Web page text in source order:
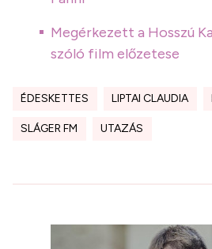
Megérkezett a Hosszú
szóló film előzetese
ÉDESKETTES LIPTAI CLAUDIA
SLÁGER FM UTAZÁS